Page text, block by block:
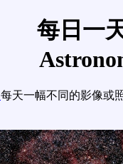
每日一
每天一幅不同的影像或